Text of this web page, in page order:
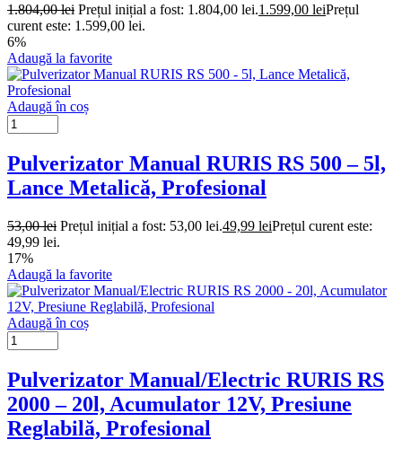
1.804,00lei Prețul inițial a fost: 1.804,00 lei.1.599,00 leiPrețul
curent este: 1.599,00 lei.
6%
Adaugă la favorite
Adaugă în coș
Pulverizator Manual RURIS RS 500 – 5l,
Lance Metalică, Profesional
53,00lei Prețul inițial a fost: 53,00 lei.49,99 leiPrețul curent este:
49,99 lei.
17%
Adaugă la favorite
Adaugă în coș
Pulverizator Manual/Electric RURIS RS
2000 – 20l, Acumulator 12V, Presiune
Reglabilă, Profesional